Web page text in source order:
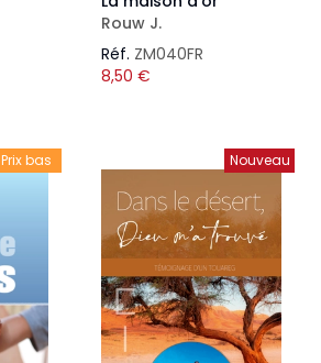
Rouw J.
Réf. ZM040FR
8,50 €
Prix bas Nouveau